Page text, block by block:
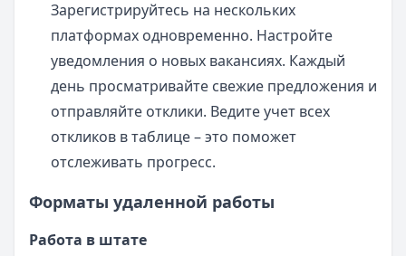
Зарегистрируйтесь на нескольких
платформах одновременно. Настройте
уведомления о новых вакансиях. Каждый
день просматривайте свежие предложения и
отправляйте отклики. Ведите учет всех
откликов в таблице – это поможет
отслеживать прогресс.
Форматы удаленной работы
Работа в штате